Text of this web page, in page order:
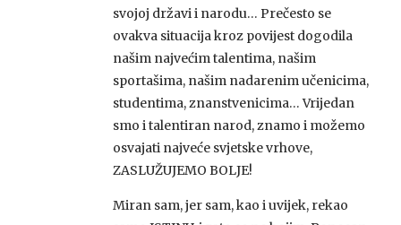
svojoj državi i narodu… Prečesto se
ovakva situacija kroz povijest dogodila
našim najvećim talentima, našim
sportašima, našim nadarenim učenicima,
studentima, znanstvenicima… Vrijedan
smo i talentiran narod, znamo i možemo
osvajati najveće svjetske vrhove,
ZASLUŽUJEMO BOLJE!
Miran sam, jer sam, kao i uvijek, rekao